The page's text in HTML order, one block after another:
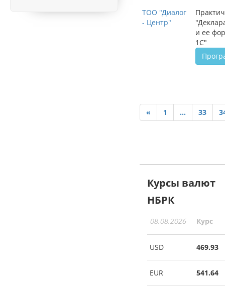
ТОО "Диалог
- Центр"
и ее
1С"
« 1 ... 33
Курсы валют
НБРК
08.08.2026 Курс
USD 469.93
EUR 541.64